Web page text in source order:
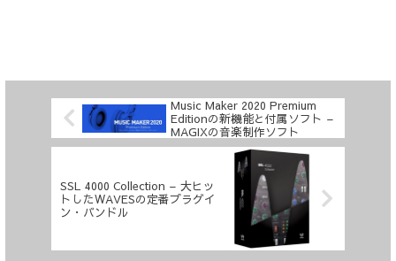
Music Maker 2020 Premium
Editionの新機能と付属ソフト –
MAGIXの音楽制作ソフト
SSL 4000 Collection – 大ヒッ
トしたWAVESの定番プラグイ
ン・バンドル